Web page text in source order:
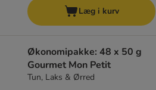
Læg i kurv
Økonomipakke: 48 x 50 g
Gourmet Mon Petit
Tun, Laks & Ørred